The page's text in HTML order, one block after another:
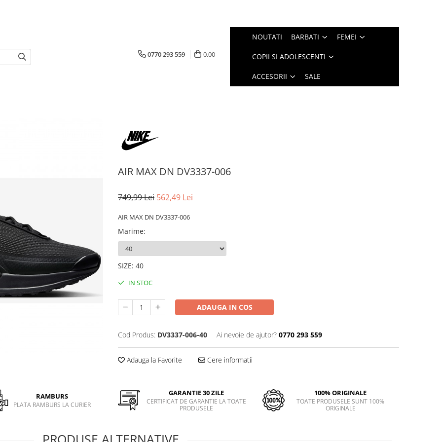
0770 293 559 0,00
NOUTATI BARBATI FEMEI
COPII SI ADOLESCENTI
ACCESORII SALE
AIR MAX DN DV3337-006
749,99 Lei 562,49 Lei
AIR MAX DN DV3337-006
Marime:
SIZE: 40
IN STOC
ADAUGA IN COS
Cod Produs: DV3337-006-40 Ai nevoie de ajutor? 0770 293 559
Adauga la Favorite Cere informatii
RAMBURS
PLATA RAMBURS LA CURIER
GARANTIE 30 ZILE
CERTIFICAT DE GARANTIE LA TOATE
PRODUSELE
100% ORIGINALE
TOATE PRODUSELE SUNT 100%
ORIGINALE